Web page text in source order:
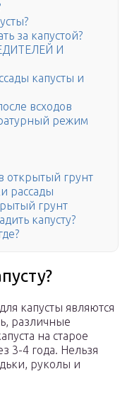
за капустой?
И
капусты и
всходов
режим
открытый грунт
рассады
грунт
капусту?
капусты являются
различные
на старое
3-4 года. Нельзя
руколы и